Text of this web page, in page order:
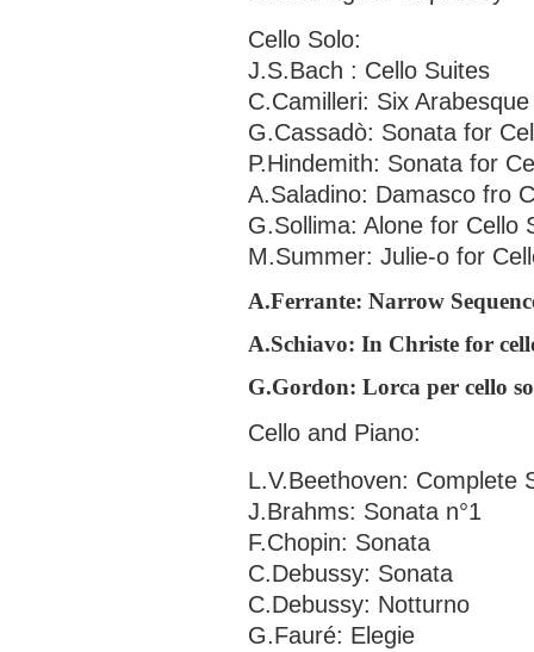
Cello Solo:
J.S.Bach : Cello Suites
C.Camilleri: Six
G.Cassadò: Sonata for
P.Hindemith: Sonata for
A.Saladino: Damasco fro
G.Sollima: Alone for Cello
M.Summer: Julie-o for
A.Ferrante: Narrow
A.Schiavo: In Christe for
G.Gordon: Lorca per cello
Cello and Piano:
L.V.Beethoven: Complete
J.Brahms: Sonata n°1
F.Chopin: Sonata
C.Debussy: Sonata
C.Debussy: Notturno
G.Fauré: Elegie